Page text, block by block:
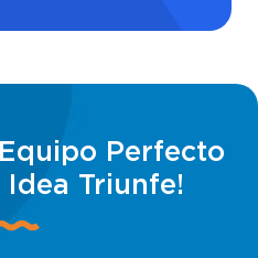
Perfecto
Triunfe!